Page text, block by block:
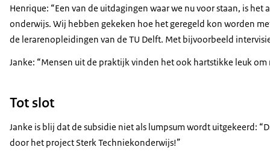
Henrique: “Een van de uitdagingen waar we nu voor staan, is
onderwijs. Wij hebben gekeken hoe het geregeld kon worden
de lerarenopleidingen van de TU Delft. Met bijvoorbeeld
Janke: “Mensen uit de praktijk vinden het ook hartstikke leuk
Tot slot
Janke is blij dat de subsidie niet als lumpsum wordt uitgekeerd:
door het project Sterk Techniekonderwijs!”